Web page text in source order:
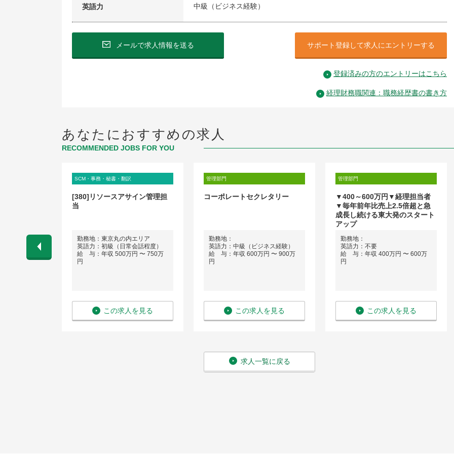
英語力 中級（ビジネス経験）
メールで求人情報を送る サポート登録して求人にエントリーする
登録済みの方のエントリーはこちら
経理財務職関連：職務経歴書の書き方
あなたにおすすめの求人
RECOMMENDED JOBS FOR YOU
SCM・事務・秘書・翻訳
[380]リソースアサイン管理担
当
勤務地：東京丸の内エリア
英語力：初級（日常会話程度）
給 与：年収 500万円 〜 750万
円
この求人を見る
管理部門
コーポレートセクレタリー
勤務地：
英語力：中級（ビジネス経験）
給 与：年収 600万円 〜 900万
円
この求人を見る
管理部門
▼400～600万円▼経理担当者
▼毎年前年比売上2.5倍超と急
成長し続ける東大発のスタート
アップ
勤務地：
英語力：不要
給 与：年収 400万円 〜 600万
円
この求人を見る
求人一覧に戻る